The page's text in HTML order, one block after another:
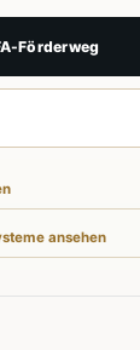
Förderweg
ansehen